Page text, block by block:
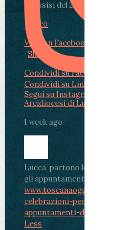
di Assisi del 2 Ag...
Video
View on Facebook
· Share
Condividi su Facebook
Condividi su LinkedIn
Arcidiocesi di Lucca
1 week ago
Lucca, partono le
gli appuntamenti dal 2 al 4
www.toscanaoggi.it/
celebrazioni-per-don-
appuntamenti-dal-2-al-4-
Less
Segui su Instagram